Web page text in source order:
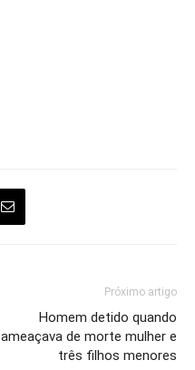
Próximo artigo
Homem detido quando
ameaçava de morte mulher e
três filhos menores